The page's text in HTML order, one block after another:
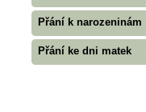
Přání k narozeninám
Přání ke dni matek